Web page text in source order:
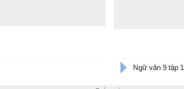
Ngữ văn 9 tập 1